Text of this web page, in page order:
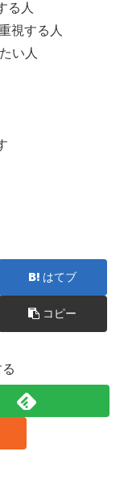
る人
視する人
い人
はてブ
コピー